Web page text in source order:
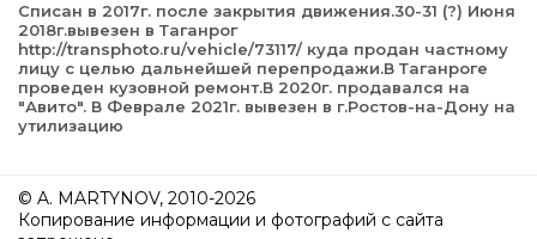
Списан в 2017г. после закрытия движения.30-31 (?) Июня
2018г.вывезен в Таганрог
http://transphoto.ru/vehicle/73117/ куда продан частному
лицу с целью дальнейшей перепродажи.В Таганроге
проведен кузовной ремонт.В 2020г. продавался на
"Авито". В Феврале 2021г. вывезен в г.Ростов-на-Дону на
утилизацию
© A. MARTYNOV, 2010-2026
Копирование информации и фотографий с сайта